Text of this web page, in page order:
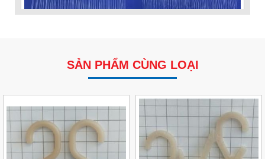
VP Fas Loop (PP) – Dây Treo Nhãn, Ti Bắn, Đạn Vòng
Liên hệ
SẢN PHẨM CÙNG LOẠI